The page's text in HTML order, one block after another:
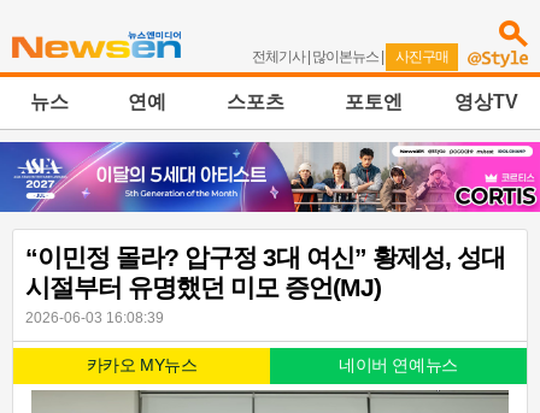
전체기사| 많이본뉴스 | 사진구매
뉴스 연예 스포츠 포토엔 영상TV
“이민정 몰라? 압구정 3대 여신” 황제성, 성대
시절부터 유명했던 미모 증언(MJ)
2026-06-03 16:08:39
카카오 MY뉴스 네이버 연예뉴스